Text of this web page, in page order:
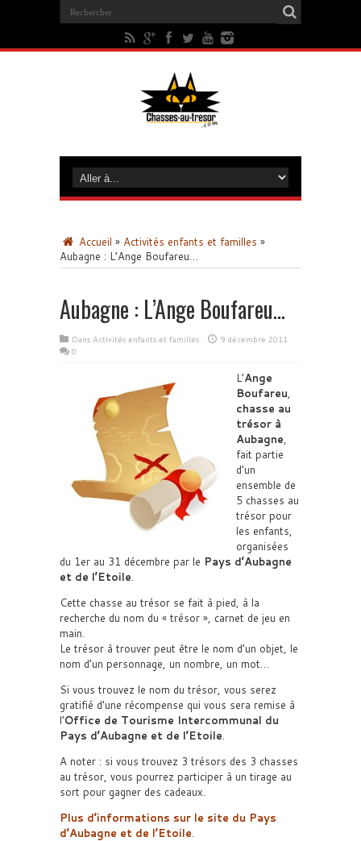
Accueil » Activités enfants et familles »
Aubagne : L’Ange Boufareu…
Aubagne : L’Ange Boufareu…
Dans Activités enfants et familles
9 décembre 2011
0
L’Ange
Boufareu,
chasse au
trésor à
Aubagne,
fait partie
d’un
ensemble de
5 chasses au
trésor pour
les enfants,
organisées
du 1er au 31 décembre par le Pays d’Aubagne
et de l’Etoile.
Cette chasse au trésor se fait à pied, à la
recherche du nom du « trésor », carnet de jeu en
main.
Le trésor à trouver peut être le nom d’un objet, le
nom d’un personnage, un nombre, un mot…
Si vous trouvez le nom du trésor, vous serez
gratifié d’une récompense qui vous sera remise à
l’Office de Tourisme Intercommunal du
Pays d’Aubagne et de l’Etoile.
A noter : si vous trouvez 3 trésors des 3 chasses
au trésor, vous pourrez participer à un tirage au
sort pour gagner des cadeaux.
Plus d’informations sur le site du Pays
d’Aubagne et de l’Etoile.